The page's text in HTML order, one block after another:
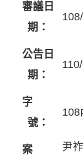
審議日
期：
公告日
期：
字
號：
108
案
尹